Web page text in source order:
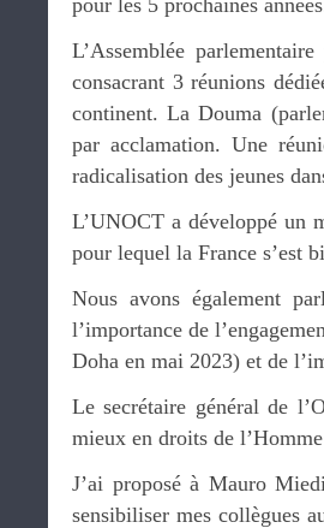
pour les 5 prochaines
L’Assemblée
consacrant 3 réunions
continent. La Douma
par acclamation. Une
radicalisation des jeunes
L’UNOCT a développé un
pour lequel la France s’est
Nous avons également
l’importance de
Doha en mai 2023) et de
Le secrétaire général de
mieux en droits de
J’ai proposé à Mauro
sensibiliser mes collègues